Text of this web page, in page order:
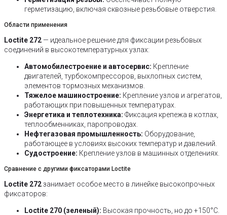
герметизацию, включая сквозные резьбовые отверстия.
Области применения
Loctite 272— идеальное решение для фиксации резьбовых
соединений в высокотемпературных узлах:
Автомобилестроение и автосервис: Крепление
двигателей, турбокомпрессоров, выхлопных систем,
элементов тормозных механизмов.
Тяжелое машиностроение: Крепление узлов и агрегатов,
работающих при повышенных температурах.
Энергетика и теплотехника: Фиксация крепежа в котлах,
теплообменниках, паропроводах.
Нефтегазовая промышленность: Оборудование,
работающее в условиях высоких температур и давлений.
Судостроение: Крепление узлов в машинных отделениях.
Сравнение с другими фиксаторами Loctite
Loctite 272занимает особое место в линейке высокопрочных
фиксаторов:
Loctite 270 (зеленый): Высокая прочность, но до +150°C.